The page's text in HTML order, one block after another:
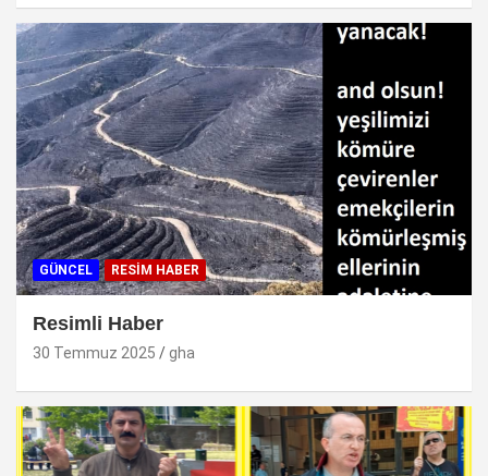
GÜNCEL RESİM HABER
Resimli Haber
30 Temmuz 2025 gha